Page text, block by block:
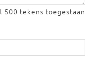
500 tekens toegestaan